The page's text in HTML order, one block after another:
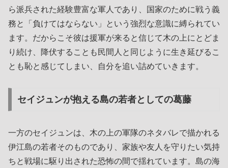
ら派兵された経験豊富な軍人であり、国家のために戦う義
務と「負けてはならない」という強烈な意識に縛られてい
ます。だからこそ彼は援軍が来ると信じて木の上にとどま
り続け、降伏することも民間人と同じように生き延びるこ
とも恥と感じてしまい、自分を追い詰めていきます。
セイジュンが抱える島の若者としての葛藤
一方のセイジュンは、木の上の軍隊のネタバレで描かれる
伊江島の若者そのものであり、家族や友人を守りたい気持
ちと戦場に駆り出された恐怖の間で揺れています。島の海